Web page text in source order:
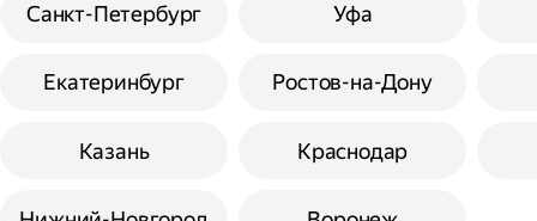
Санкт-Петербург
Екатеринбург
Казань
Уфа
Ростов-на-Дону
Краснодар